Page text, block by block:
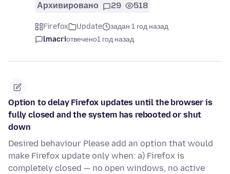
Архивировано 29 518
Firefox Update
задан 1 год назад
lmacriотвечено1 год назад
Option to delay Firefox updates until the browser is
fully closed and the system has rebooted or shut
down
Desired behaviour Please add an option that would
make Firefox update only when: a) Firefox is
completely closed — no open windows, no active